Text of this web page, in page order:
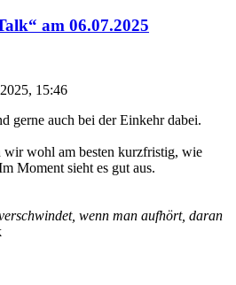
am 06.07.2025
15:46
gerne auch bei der Einkehr dabei.
wir wohl am besten kurzfristig, wie
Moment sieht es gut aus.
wenn man aufhört, daran